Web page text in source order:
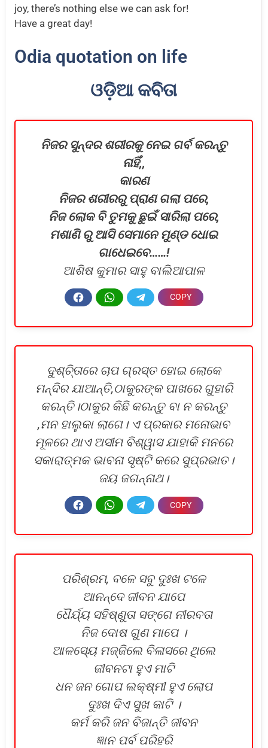
joy, there’s nothing else we can ask for!
Have a great day!
Odia quotation on life
ଓଡ଼ିଆ କବିତା
ନିଜର ସୁନ୍ଦର ଶରୀରକୁ ନେଇ ଗର୍ବ କରନ୍ତୁ
ନାହିଁ,,
କାରଣ
ନିଜର ଶରୀରରୁ ପ୍ରାଣ ଗଲା ପରେ,
ନିଜ ଲୋକ ବି ତୁମକୁ ଛୁଇଁ ସାରିଲା ପରେ,
ମଶାଣି ରୁ ଆସି ସେମାନେ ମୁଣ୍ଡ ଧୋଇ
ଗାଧେଇବେ……!
ଆଶିଷ କୁମାର ସାହୁ ବାଲିଆପାଳ
ଦୁଶ୍ଚି୍ତାରେ ଚାପ ଗ୍ରସ୍ତ ହୋଇ ଲୋକେ
ମନ୍ଦିର ଯାଆନ୍ତି,ଠାକୁରଙ୍କ ପାଖରେ ଗୁହାରି
କରନ୍ତି।ଠାକୁର କିଛି କରନ୍ତୁ ବା ନ କରନ୍ତୁ
,ମନ ହାଲୁକା ଲାଗେ। ଏ ପ୍ରକାର ମନୋଭାବ
ମୂଳରେ ଥାଏ ଅସୀମ ବିଶ୍ୱାସ ଯାହାକି ମନରେ
ସକାରାତ୍ମକ ଭାବନା ସୃଷ୍ଟି କରେ ସୁପ୍ରଭାତ।
ଜୟ ଜଗନ୍ନାଥ।
ପରିଶ୍ରମ, ବଳେ ସବୁ ଦୁଃଖ ଟଳେ
ଆନନ୍ଦେ ଜୀବନ ଯାପେ
ଧୈର୍ଯ୍ୟ ସହିଷ୍ଣୁତା ସଙ୍ଗେ ନୀରବତା
ନିଜ ଦୋଷ ଗୁଣ ମାପେ ।
ଆଳସ୍ୟେ ମଜ୍ଜିଲେ ବିଳାସରେ ଥିଲେ
ଜୀବନଟା ହୁଏ ମାଟି
ଧନ ଜନ ଗୋପ ଲକ୍ଷ୍ମୀ ହୁଏ ଲୋପ
ଦୁଃଖ ଦିଏ ସୁଖ କାଟି ।
କର୍ମ କରି ଜନ ବିଜାନ୍ତି ଜୀବନ
ଜ୍ଞାନ ପର୍ବ ପରିହରି